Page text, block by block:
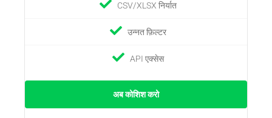
CSV/XLSX निर्यात
उन्नत फ़िल्टर
API एक्सेस
अब कोशिश करो